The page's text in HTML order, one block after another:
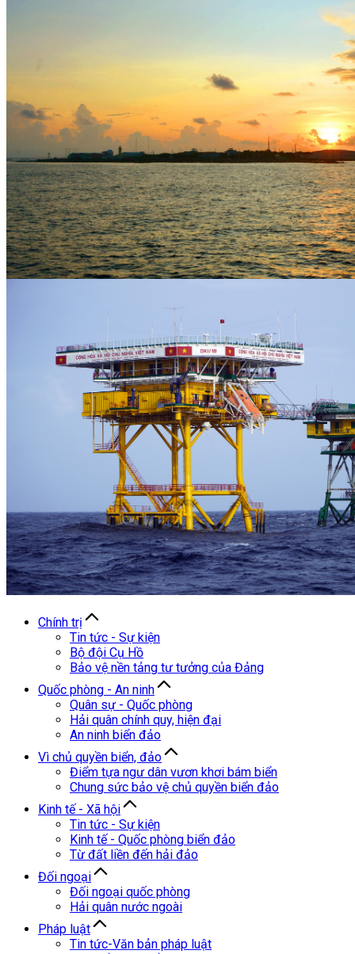
Chính trị
Tin tức - Sự kiện
Bộ đội Cụ Hồ
Bảo vệ nền tảng tư tưởng của Đảng
Quốc phòng - An ninh
Quân sự - Quốc phòng
Hải quân chính quy, hiện đại
An ninh biển đảo
Vì chủ quyền biển, đảo
Điểm tựa ngư dân vươn khơi bám biển
Chung sức bảo vệ chủ quyền biển đảo
Kinh tế - Xã hội
Tin tức - Sự kiện
Kinh tế - Quốc phòng biển đảo
Từ đất liền đến hải đảo
Đối ngoại
Đối ngoại quốc phòng
Hải quân nước ngoài
Pháp luật
Tin tức-Văn bản pháp luật